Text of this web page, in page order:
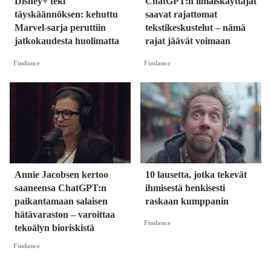
täyskäännöksen: kehuttu
Marvel-sarja peruttiin
jatkokaudesta huolimatta
Findance
saavat rajattomat
tekstikeskustelut – nämä
rajat jäävät voimaan
Findance
Annie Jacobsen kertoo
saaneensa ChatGPT:n
paikantamaan salaisen
hätävaraston – varoittaa
tekoälyn bioriskistä
Findance
10 lausetta, jotka tekevät
ihmisestä henkisesti
raskaan kumppanin
Findance